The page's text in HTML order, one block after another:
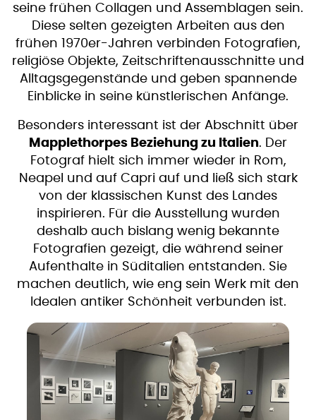
seine frühen Collagen und Assemblagen sein.
Diese selten gezeigten Arbeiten aus den
frühen 1970er-Jahren verbinden Fotografien,
religiöse Objekte, Zeitschriftenausschnitte und
Alltagsgegenstände und geben spannende
Einblicke in seine künstlerischen Anfänge.
Besonders interessant ist der Abschnitt über
Mapplethorpes Beziehung zu Italien. Der
Fotograf hielt sich immer wieder in Rom,
Neapel und auf Capri auf und ließ sich stark
von der klassischen Kunst des Landes
inspirieren. Für die Ausstellung wurden
deshalb auch bislang wenig bekannte
Fotografien gezeigt, die während seiner
Aufenthalte in Süditalien entstanden. Sie
machen deutlich, wie eng sein Werk mit den
Idealen antiker Schönheit verbunden ist.